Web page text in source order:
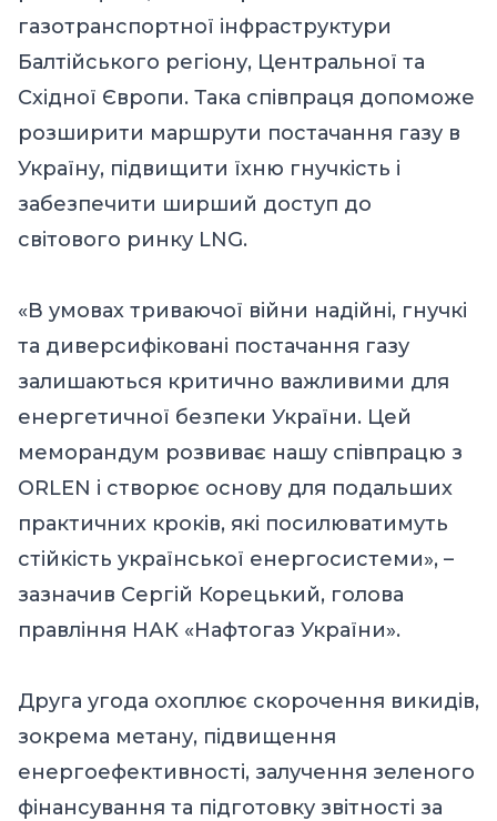
газотранспортної інфраструктури
Балтійського регіону, Центральної та
Східної Європи. Така співпраця допоможе
розширити маршрути постачання газу в
Україну, підвищити їхню гнучкість і
забезпечити ширший доступ до
світового ринку LNG.
«В умовах триваючої війни надійні, гнучкі
та диверсифіковані постачання газу
залишаються критично важливими для
енергетичної безпеки України. Цей
меморандум розвиває нашу співпрацю з
ORLEN і створює основу для подальших
практичних кроків, які посилюватимуть
стійкість української енергосистеми», –
зазначив Сергій Корецький, голова
правління НАК «Нафтогаз України».
Друга угода охоплює скорочення викидів,
зокрема метану, підвищення
енергоефективності, залучення зеленого
фінансування та підготовку звітності за